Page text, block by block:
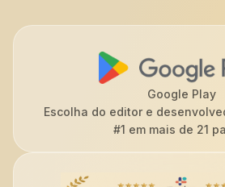
Google Play
Escolha do editor e
#1 em mais de 21